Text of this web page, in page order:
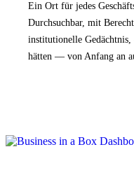
Ein Ort für jedes
Durchsuchbar, mit
institutionelle Gedächtnis,
hätten — von Anfang an